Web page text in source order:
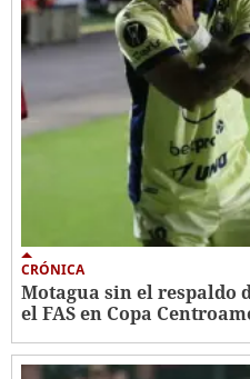
CRÓNICA
Motagua sin el respaldo
el FAS en Copa